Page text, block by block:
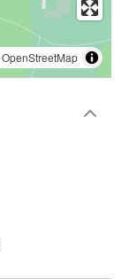
OpenStreetMap